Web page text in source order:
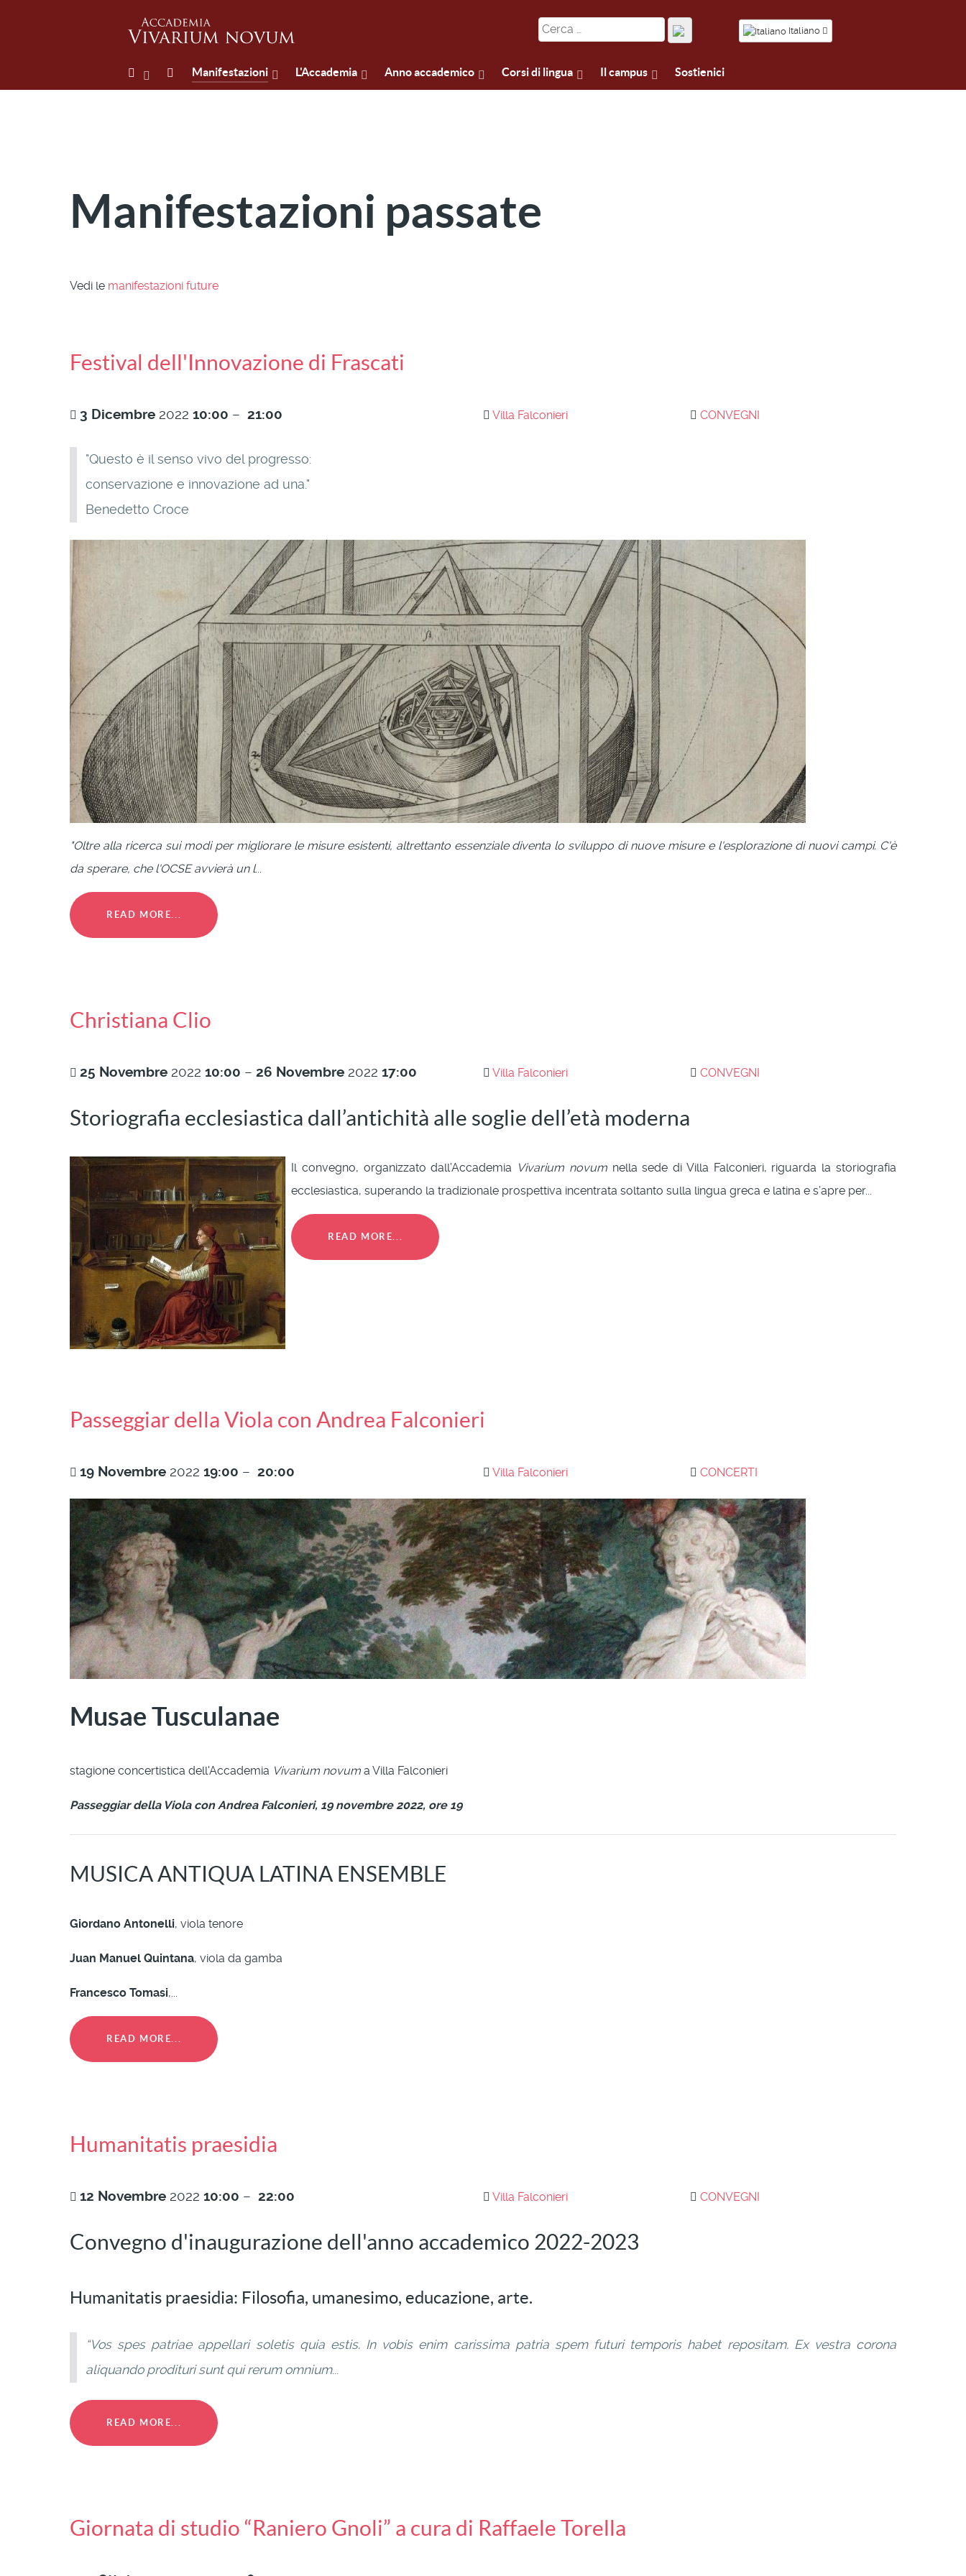
Italiano
Manifestazioni L'Accademia Anno accademico Corsi di lingua Il campus Sostienici
Manifestazioni passate
Vedi le manifestazioni future
Festival dell'Innovazione di Frascati
3 Dicembre 2022 10:00 – 21:00 Villa Falconieri CONVEGNI
"Questo è il senso vivo del progresso:
conservazione e innovazione ad una."
Benedetto Croce
"Oltre alla ricerca sui modi per migliorare le misure esistenti, altrettanto essenziale diventa lo sviluppo di nuove misure e l'esplorazione di nuovi campi. C'è
da sperare, che l'OCSE avvierà un l...
READ MORE...
Christiana Clio
25 Novembre 2022 10:00 – 26 Novembre 2022 17:00 Villa Falconieri CONVEGNI
Storiografia ecclesiastica dall’antichità alle soglie dell’età moderna
Il convegno, organizzato dall’Accademia Vivarium novumnella sede di Villa Falconieri, riguarda la storiografia
ecclesiastica, superando la tradizionale prospettiva incentrata soltanto sulla lingua greca e latina e s’apre per...
READ MORE...
Passeggiar della Viola con Andrea Falconieri
19 Novembre 2022 19:00 – 20:00 Villa Falconieri CONCERTI
Musae Tusculanae
stagione concertistica dell'Accademia Vivarium novum a Villa Falconieri
Passeggiar della Viola con Andrea Falconieri, 19 novembre 2022, ore 19
MUSICA ANTIQUA LATINA ENSEMBLE
Giordano Antonelli, viola tenore
Juan Manuel Quintana, viola da gamba
Francesco Tomasi,...
READ MORE...
Humanitatis praesidia
12 Novembre 2022 10:00 – 22:00 Villa Falconieri CONVEGNI
Convegno d'inaugurazione dell'anno accademico 2022-2023
Humanitatis praesidia: Filosofia, umanesimo, educazione, arte.
“Vos spes patriae appellari soletis quia estis. In vobis enim carissima patria spem futuri temporis habet repositam. Ex vestra corona
aliquando prodituri sunt qui rerum omnium...
READ MORE...
Giornata di studio “Raniero Gnoli” a cura di Raffaele Torella